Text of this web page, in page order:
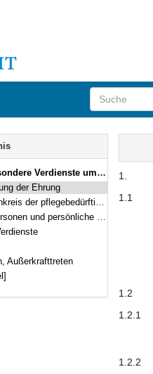
um pflegebedürftige Menschen mit Behinderung
der Ehrung
Menschen mit Behinderung
und persönliche Pflege
Außerkrafttreten
1.
1.1
1.2
1.2.1
1.2.2